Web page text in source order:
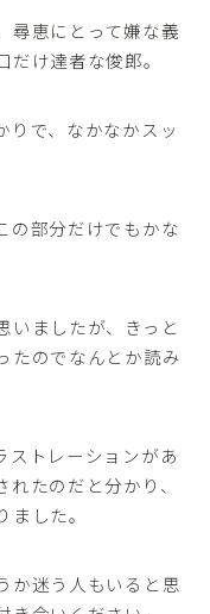
尋恵にとって嫌な義
け達者な俊郎。
りで、なかなかスッ
の部分だけでもかな
いましたが、きっと
たのでなんとか読み
ストレーションがあ
たのだと分かり、
した。
か迷う人もいると思